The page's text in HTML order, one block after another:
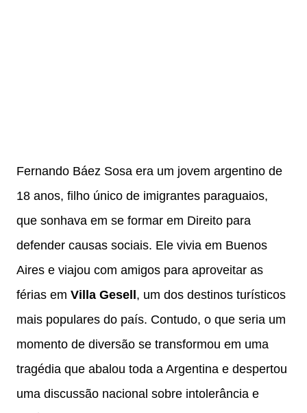
Fernando Báez Sosa era um jovem argentino de
18 anos, filho único de imigrantes paraguaios,
que sonhava em se formar em Direito para
defender causas sociais. Ele vivia em Buenos
Aires e viajou com amigos para aproveitar as
férias em Villa Gesell, um dos destinos turísticos
mais populares do país. Contudo, o que seria um
momento de diversão se transformou em uma
tragédia que abalou toda a Argentina e despertou
uma discussão nacional sobre intolerância e